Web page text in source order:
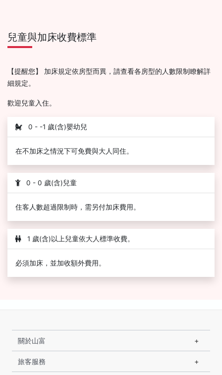
兒童與加床收費標準
【提醒您】 加床規定依房型而異，請查看各房型的人數限制瞭解詳
細規定。
歡迎兒童入住。
0 - -1 歲(含)嬰幼兒
在不加床之情況下可免費與大人同住。
0 - 0 歲(含)兒童
住客人數超過限制時，需另付加床費用。
1 歲(含)以上兒童依大人標準收費。
必須加床，並加收額外費用。
關於山富
旅客服務